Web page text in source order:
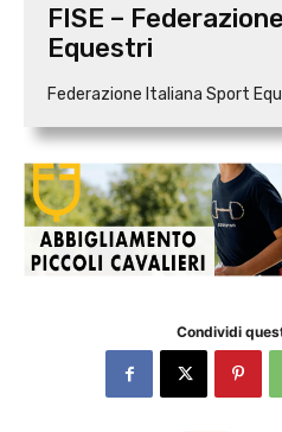
FISE –
Equestri
Federazione Italiana Sport
Condividi